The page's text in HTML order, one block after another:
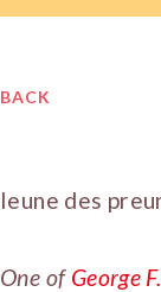
BACK
Ieune des
One of George